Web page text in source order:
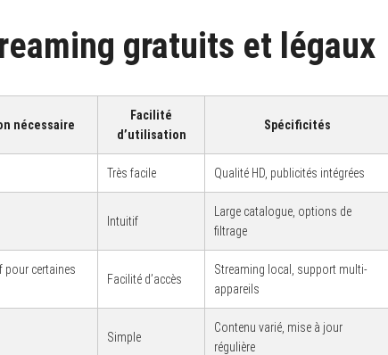
gratuits et légaux
nécessaire
Facilité
d’utilisation
Spécificités
Très facile Qualité HD, publicités intégrées
Intuitif
Large catalogue, options de
filtrage
pour certaines
Facilité d’accès
Streaming local, support multi-
appareils
Simple
Contenu varié, mise à jour
régulière